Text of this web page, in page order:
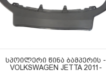
ᲡᲞᲝᲘᲚᲔᲠᲘ ᲬᲘᲜᲐ ᲑᲐᲛᲞᲔᲠᲘᲡ -
VOLKSWAGEN JETTA 2011-